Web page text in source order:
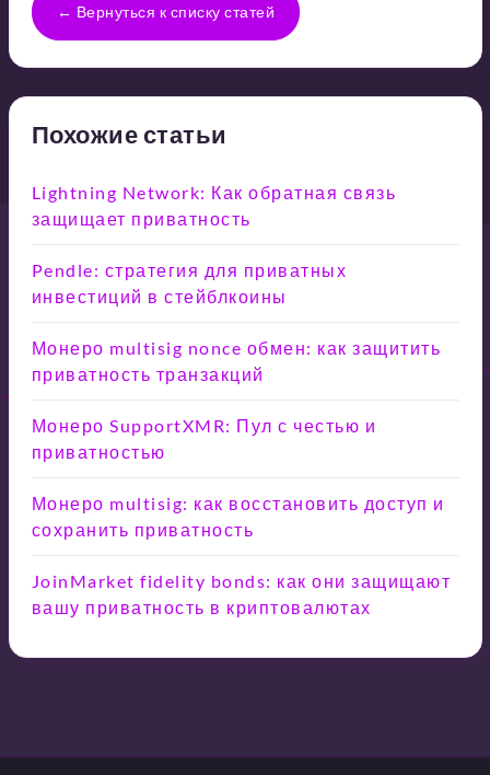
← Вернуться к списку статей
Похожие статьи
Lightning Network: Как обратная связь
защищает приватность
Pendle: стратегия для приватных
инвестиций в стейблкоины
Монеро multisig nonce обмен: как защитить
приватность транзакций
Монеро SupportXMR: Пул с честью и
приватностью
Монеро multisig: как восстановить доступ и
сохранить приватность
JoinMarket fidelity bonds: как они защищают
вашу приватность в криптовалютах